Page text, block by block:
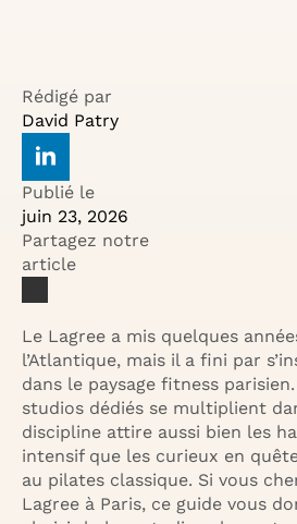
Rédigé par
David Patry
Publié le
juin 23, 2026
Partagez notre
article
Le Lagree a mis quelques
l’Atlantique, mais il a fini par
dans le paysage fitness
studios dédiés se multiplient
discipline attire aussi bien les
intensif que les curieux en
au pilates classique. Si vous
Lagree à Paris, ce guide vous